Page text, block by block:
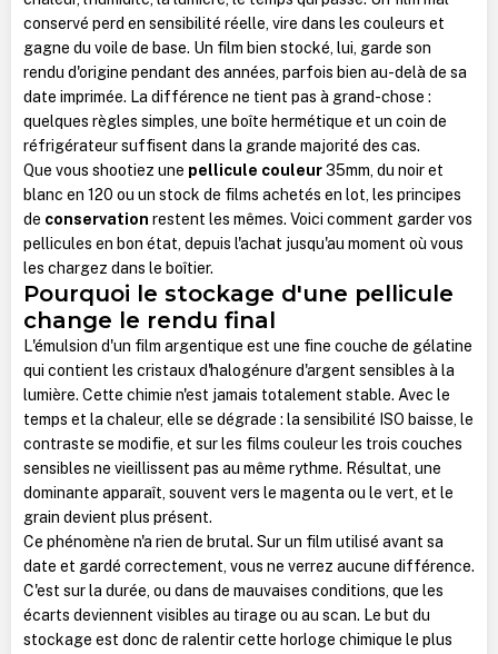
conservé perd en sensibilité réelle, vire dans les couleurs et
gagne du voile de base. Un film bien stocké, lui, garde son
rendu d'origine pendant des années, parfois bien au-delà de sa
date imprimée. La différence ne tient pas à grand-chose :
quelques règles simples, une boîte hermétique et un coin de
réfrigérateur suffisent dans la grande majorité des cas.
Que vous shootiez une pellicule couleur35mm, du noir et
blanc en 120 ou un stock de films achetés en lot, les principes
de conservation restent les mêmes. Voici comment garder vos
pellicules en bon état, depuis l'achat jusqu'au moment où vous
les chargez dans le boîtier.
Pourquoi le stockage d'une pellicule
change le rendu final
L'émulsion d'un film argentique est une fine couche de gélatine
qui contient les cristaux d'halogénure d'argent sensibles à la
lumière. Cette chimie n'est jamais totalement stable. Avec le
temps et la chaleur, elle se dégrade : la sensibilité ISO baisse, le
contraste se modifie, et sur les films couleur les trois couches
sensibles ne vieillissent pas au même rythme. Résultat, une
dominante apparaît, souvent vers le magenta ou le vert, et le
grain devient plus présent.
Ce phénomène n'a rien de brutal. Sur un film utilisé avant sa
date et gardé correctement, vous ne verrez aucune différence.
C'est sur la durée, ou dans de mauvaises conditions, que les
écarts deviennent visibles au tirage ou au scan. Le but du
stockage est donc de ralentir cette horloge chimique le plus